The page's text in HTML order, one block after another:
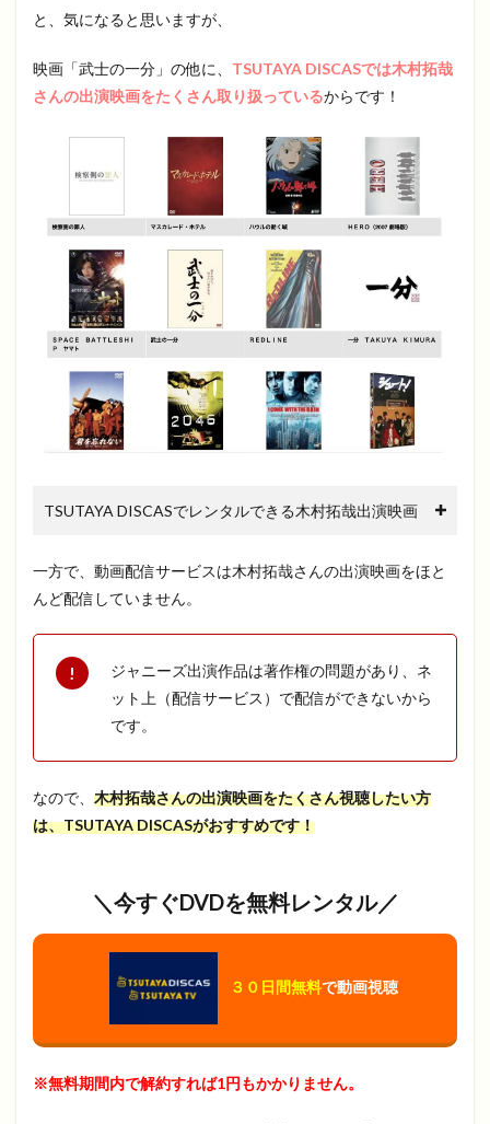
と、気になると思いますが、
映画「武士の一分」の他に、 TSUTAYA DISCASでは木村拓哉
さんの出演映画をたくさん取り扱っているからです！
TSUTAYA DISCASでレンタルできる木村拓哉出演映画
一方で、動画配信サービスは木村拓哉さんの出演映画をほと
んど配信していません。
ジャニーズ出演作品は著作権の問題があり、ネ
ット上（配信サービス）で配信ができないから
です。
なので、 木村拓哉さんの出演映画をたくさん視聴したい方
は、TSUTAYA DISCASがおすすめです！
＼今すぐDVDを無料レンタル／
３０日間無料で動画視聴
※無料期間内で解約すれば1円もかかりません。